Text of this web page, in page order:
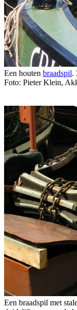
Een houten braadspil.
Foto: Pieter Klein,
Een braadspil met